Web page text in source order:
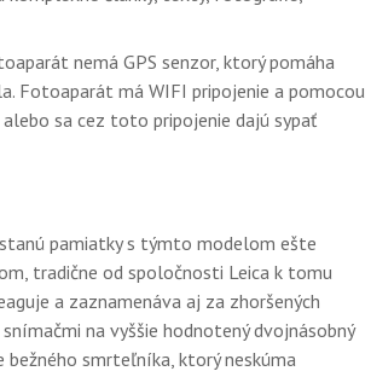
nemá GPS senzor, ktorý pomáha
Fotoaparát má WIFI pripojenie a pomocou
sa cez toto pripojenie dajú sypať
pamiatky s týmto modelom ešte
tradične od spoločnosti Leica k tomu
a zaznamenáva aj za zhoršených
na vyššie hodnotený dvojnásobný
bežného smrteľníka, ktorý neskúma